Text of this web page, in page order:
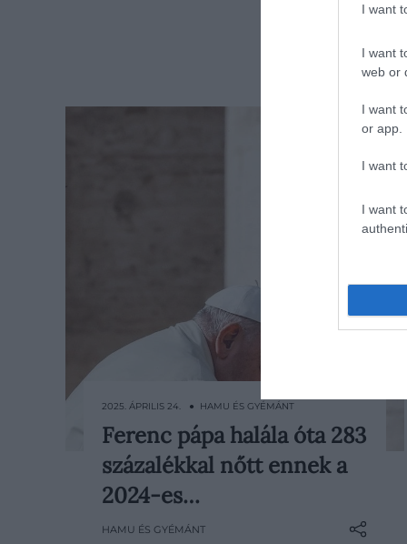
I want
I want
web or
I want
or app.
I want
I want
Ferenc pápa április 21-i halála óta
lényegében a teljes világ a közelgő
konklávé, vagyis a pápaválasztási
pont ezért ugrott meg Edward
2025. ÁPRILIS 24. ● HAMU ÉS GYÉMÁNT
Ferenc pápa halála óta 283
százalékkal nőtt ennek a
2024-es…
HAMU ÉS GYÉMÁNT